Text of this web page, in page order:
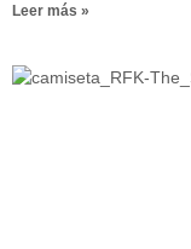
Leer más »